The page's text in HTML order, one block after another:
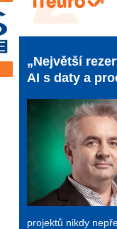
„Největší
AI s daty a
projektů nikdy